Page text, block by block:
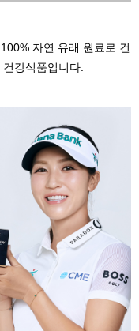
100% 자연 유래 원료로 건
강식품입니다.